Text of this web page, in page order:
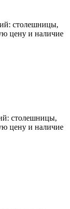
столешницы,
цену и наличие
столешницы,
цену и наличие